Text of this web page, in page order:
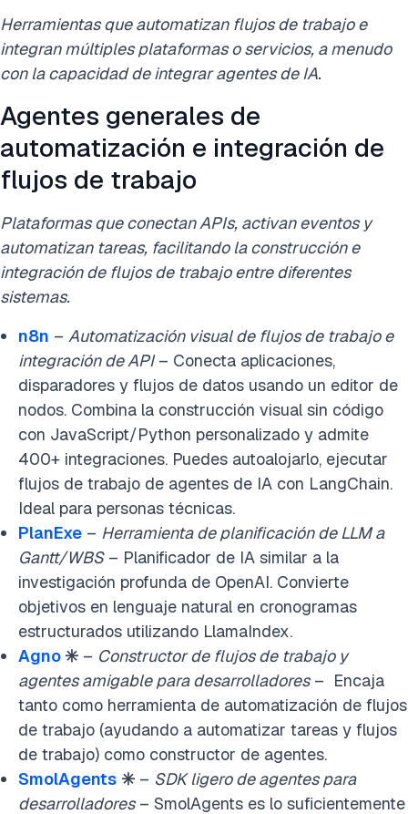
Herramientas que automatizan flujos de trabajo e
integran múltiples plataformas o servicios, a menudo
con la capacidad de integrar agentes de IA.
Agentes generales de
automatización e integración de
flujos de trabajo
Plataformas que conectan APIs, activan eventos y
automatizan tareas, facilitando la construcción e
integración de flujos de trabajo entre diferentes
sistemas.
n8n – Automatización visual de flujos de trabajo e
integración de API– Conecta aplicaciones,
disparadores y flujos de datos usando un editor de
nodos. Combina la construcción visual sin código
con JavaScript/Python personalizado y admite
400+ integraciones. Puedes autoalojarlo, ejecutar
flujos de trabajo de agentes de IA con LangChain.
Ideal para personas técnicas.
PlanExe – Herramienta de planificación de LLM a
Gantt/WBS– Planificador de IA similar a la
investigación profunda de OpenAI. Convierte
objetivos en lenguaje natural en cronogramas
estructurados utilizando LlamaIndex.
Agno ✳️ – Constructor de flujos de trabajo y
agentes amigable para desarrolladores– Encaja
tanto como herramienta de automatización de flujos
de trabajo (ayudando a automatizar tareas y flujos
de trabajo) como constructor de agentes.
SmolAgents ✳️ – SDK ligero de agentes para
desarrolladores– SmolAgents es lo suficientemente